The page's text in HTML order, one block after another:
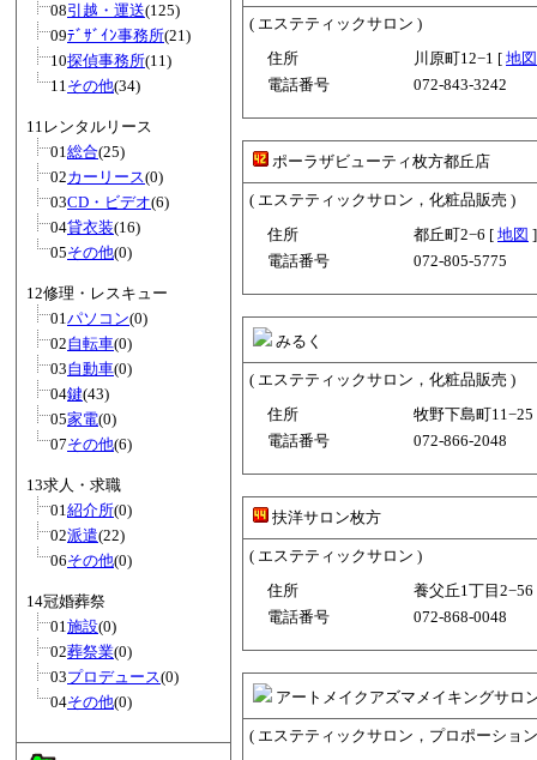
08引越・運送(125)
09ﾃﾞｻﾞｲﾝ事務所(21)
10探偵事務所(11)
11その他(34)
11レンタルリース
01総合(25)
02カーリース(0)
03CD・ビデオ(6)
04貸衣装(16)
05その他(0)
12修理・レスキュー
01パソコン(0)
02自転車(0)
03自動車(0)
04鍵(43)
05家電(0)
07その他(6)
13求人・求職
01紹介所(0)
02派遣(22)
06その他(0)
14冠婚葬祭
01施設(0)
02葬祭業(0)
03プロデュース(0)
04その他(0)
( エステティックサロン )
住所
川原町12−1 [ 地図
電話番号
072-843-3242
ポーラザビューティ枚方都丘店
( エステティックサロン，化粧品販売 )
住所
都丘町2−6 [ 地図 ]
電話番号
072-805-5775
みるく
( エステティックサロン，化粧品販売 )
住所
牧野下島町
電話番号
072-866-2048
扶洋サロン枚方
( エステティックサロン )
住所
養父丘1丁目
電話番号
072-868-0048
アートメイクアズマメイキングサロ
( エステティックサロン，プロポーショ